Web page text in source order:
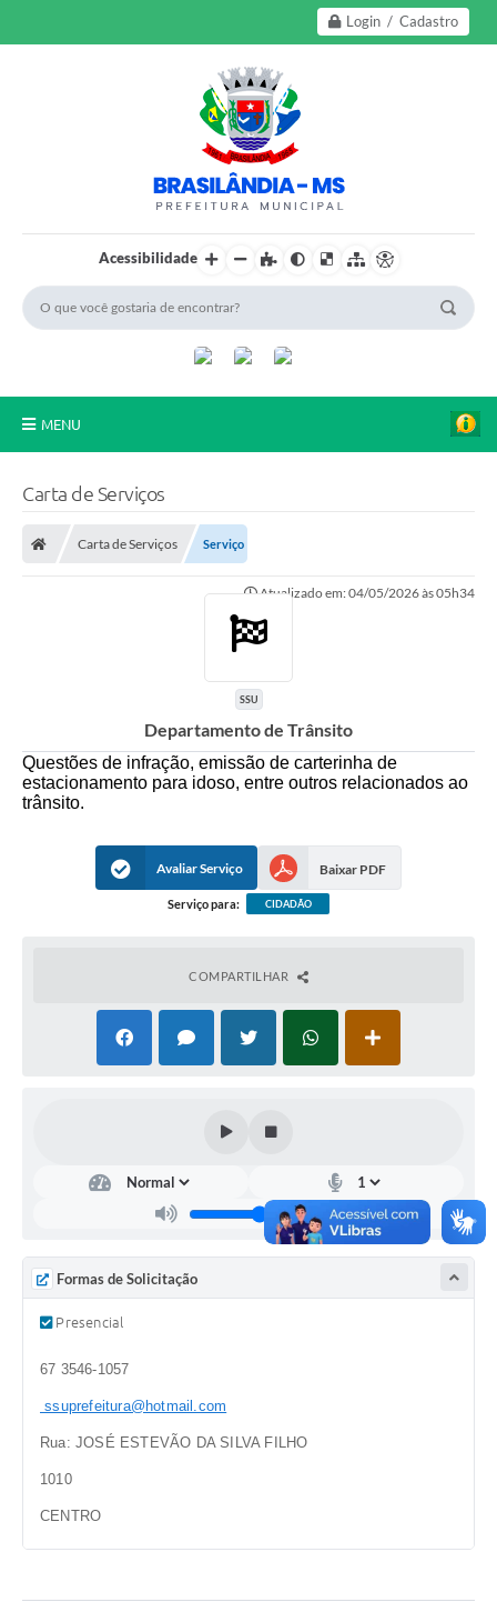
Login / Cadastro
Acessibilidade
MENU
Tributação
Outros Editais
Plano de Contratações Anual
Carta de Serviços
Carta de Serviços Serviço
Atualizado em: 04/05/2026 às 05h34
SSU
Departamento de Trânsito
Questões de infração, emissão de carterinha de
estacionamento para idoso, entre outros relacionados ao
trânsito.
Avaliar Serviço Baixar PDF
Serviço para: CIDADÃO
COMPARTILHAR
Formas de Solicitação
Presencial
67 3546-1057
ssuprefeitura@hotmail.com
Rua: JOSÉ ESTEVÃO DA SILVA FILHO
1010
CENTRO